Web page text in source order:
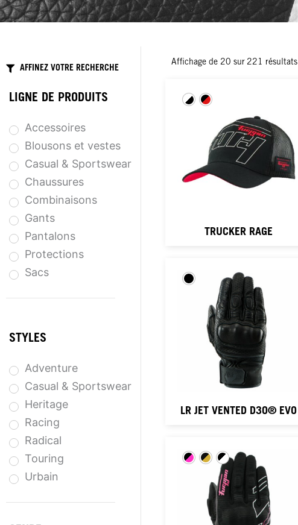
AFFINEZ VOTRE RECHERCHE
LIGNE DE PRODUITS
Accessoires
Blousons et vestes
Casual & Sportswear
Chaussures
Combinaisons
Gants
Pantalons
Protections
Sacs
STYLES
Adventure
Casual & Sportswear
Heritage
Racing
Radical
Touring
Urbain
Affichage de 20 sur 221 résultats
TRUCKER RAGE
LR JET VENTED D3O® EVO